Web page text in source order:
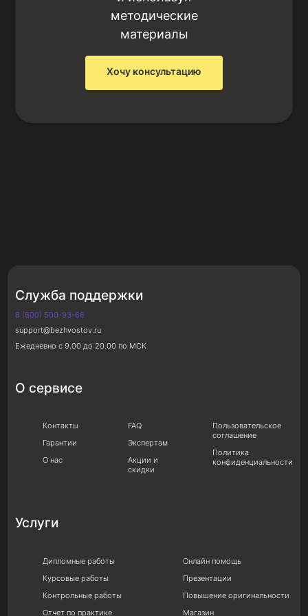
методические
материалы
Хочу консультацию
Служба поддержки
8 (800) 500-93-66
support@bezhvostov.ru
Ежедневно с 9.00 до 20.00 по МСК
О сервисе
Контакты
Гарантии
О нас
FAQ
Экспертам
Акции и
скидки
Пользовательское
соглашение
Политика
конфиденциальности
Услуги
Дипломные работы
Курсовые работы
Контрольные работы
Отчет по практике
Онлайн помощь
Презентации
Повышение оригинальности
Магазин